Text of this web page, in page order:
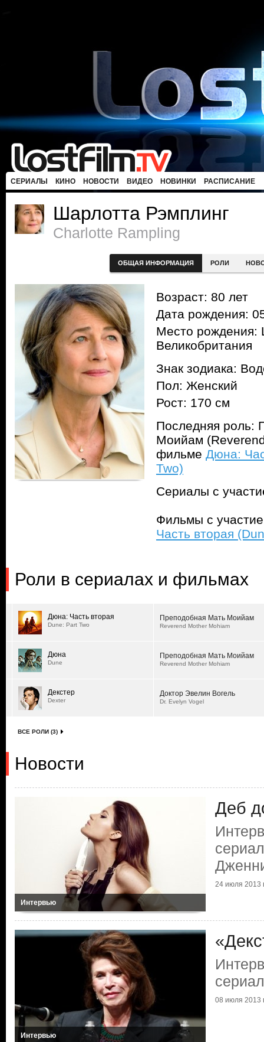
СЕРИАЛЫ КИНО НОВОСТИ ВИДЕО НОВИНКИ РАСПИСАНИЕ
Шарлотта Рэмплинг
Charlotte Rampling
ОБЩАЯ ИНФОРМАЦИЯ РОЛИ
Возраст: 80 лет
Дата рождения:
Место рождения:
Великобритания
Знак зодиака:
Пол: Женский
Рост: 170 см
Последняя роль:
Моийам
фильме Дюна:
Two)
Сериалы с
Фильмы с
Часть вторая
Роли в сериалах и фильмах
Дюна: Часть вторая
Dune: Part Two
Преподобная Мать Моийам
Reverend Mother Mohiam
Дюна
Dune
Преподобная Мать Моийам
Reverend Mother Mohiam
Декстер
Dexter
Доктор Эвелин Вогель
Dr. Evelyn Vogel
ВСЕ РОЛИ (3)
Новости
Интервью
Деб
24 июля 2013
Интервью
08 июля 2013